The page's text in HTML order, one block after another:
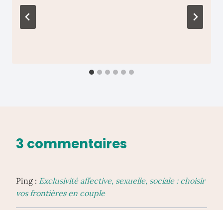
3 commentaires
Ping : Exclusivité affective, sexuelle, sociale : choisir
vos frontières en couple